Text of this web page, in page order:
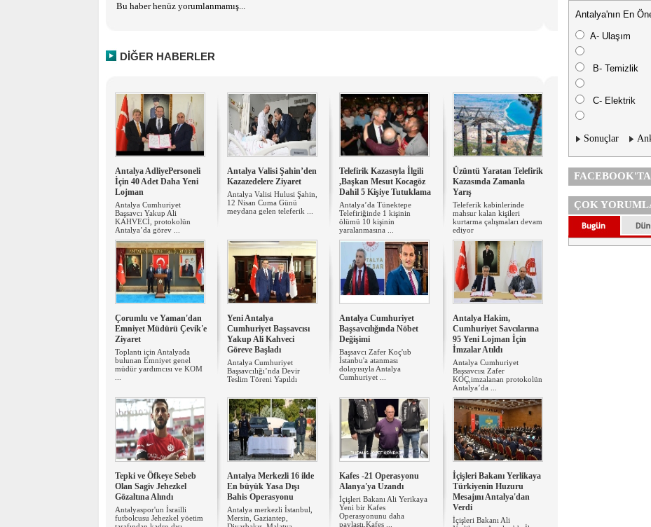
Bu haber henüz yorumlanmamış...
DİĞER HABERLER
Antalya AdliyePersoneli
İçin 40 Adet Daha Yeni
Lojman
Antalya Cumhuriyet
Başsavcı Yakup Ali
KAHVECİ, protokolün
Antalya’da görev ...
Antalya Valisi Şahin’den
Kazazedelere Ziyaret
Antalya Valisi Hulusi Şahin,
12 Nisan Cuma Günü
meydana gelen teleferik ...
Telefirik Kazasıyla İlgili
,Başkan Mesut Kocagöz
Dahil 5 Kişiye Tutuklama
Antalya’da Tünektepe
Telefiriğinde 1 kişinin
ölümü 10 kişinin
yaralanmasına ...
Üzüntü Yaratan Telefirik
Kazasında Zamanla
Yarış
Teleferik kabinlerinde
mahsur kalan kişileri
kurtarma çalışmaları devam
ediyor
Çorumlu ve Yaman'dan
Emniyet Müdürü Çevik'e
Ziyaret
Toplantı için Antalyada
bulunan Emniyet genel
müdür yardımcısı ve KOM
Yeni Antalya
Cumhuriyet Başsavcısı
Yakup Ali Kahveci
Göreve Başladı
Antalya Cumhuriyet
Başsavcılığı’nda Devir
Teslim Töreni Yapıldı
Antalya Cumhuriyet
Başsavcılığında Nöbet
Değişimi
Başsavcı Zafer Koç'ub
İstanbu'a atanması
dolayısıyla Antalya
Cumhuriyet ...
Antalya Hakim,
Cumhuriyet Savcılarına
95 Yeni Lojman İçin
İmzalar Atıldı
Antalya Cumhuriyet
Başsavcısı Zafer
KOÇ,imzalanan protokolün
Antalya’da ...
Tepki ve Öfkeye Sebeb
Olan Sagiv Jehezkel
Gözaltına Alındı
Antalyaspor'un İsrailli
futbolcusu Jehezkel yöetim
Antalya Merkezli 16 ilde
En büyük Yasa Dışı
Bahis Operasyonu
Antalya merkezli İstanbul,
Mersin, Gaziantep,
Kafes -21 Operasyonu
Alanya'ya Uzandı
İçişleri Bakanı Ali Yerikaya
Yeni bir Kafes
Operasyonunu daha
paylaştı.Kafes ...
İçişleri Bakanı Yerlikaya
Türkiyenin Huzuru
Mesajını Antalya'dan
Verdi
İçişleri Bakanı Ali
Antalya'nın En
A- Ulaşım
B- Temizlik
C- Elektrik
Sonuçlar
FACEBOOK'TA
ÇOK